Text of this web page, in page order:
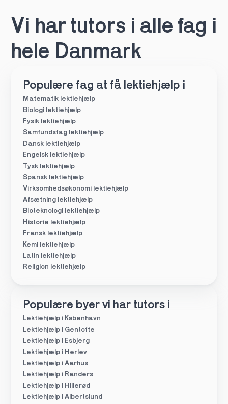
Vi har tutors i alle fag i
hele Danmark
Populære fag at få lektiehjælp i
Matematik lektiehjælp
Biologi lektiehjælp
Fysik lektiehjælp
Samfundsfag lektiehjælp
Dansk lektiehjælp
Engelsk lektiehjælp
Tysk lektiehjælp
Spansk lektiehjælp
Virksomhedsøkonomi lektiehjælp
Afsætning lektiehjælp
Bioteknologi lektiehjælp
Historie lektiehjælp
Fransk lektiehjælp
Kemi lektiehjælp
Latin lektiehjælp
Religion lektiehjælp
Populære byer vi har tutors i
Lektiehjælp i København
Lektiehjælp i Gentofte
Lektiehjælp i Esbjerg
Lektiehjælp i Herlev
Lektiehjælp i Aarhus
Lektiehjælp i Randers
Lektiehjælp i Hillerød
Lektiehjælp i Albertslund